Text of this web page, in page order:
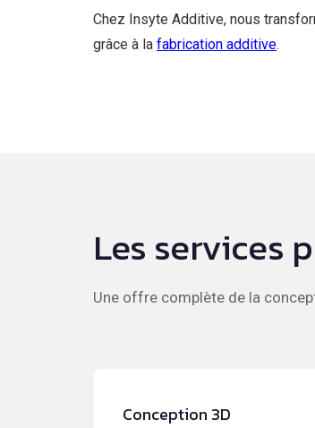
Chez Insyte Additive, nous
grâce à la fabrication additive.
Les services
Une offre complète de la
Conception 3D